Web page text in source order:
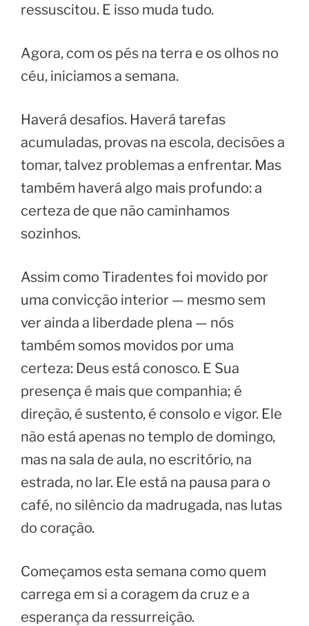
ressuscitou. E isso muda tudo.
Agora, com os pés na terra e os olhos no
céu, iniciamos a semana.
Haverá desafios. Haverá tarefas
acumuladas, provas na escola, decisões a
tomar, talvez problemas a enfrentar. Mas
também haverá algo mais profundo: a
certeza de que não caminhamos
sozinhos.
Assim como Tiradentes foi movido por
uma convicção interior — mesmo sem
ver ainda a liberdade plena — nós
também somos movidos por uma
certeza: Deus está conosco. E Sua
presença é mais que companhia; é
direção, é sustento, é consolo e vigor. Ele
não está apenas no templo de domingo,
mas na sala de aula, no escritório, na
estrada, no lar. Ele está na pausa para o
café, no silêncio da madrugada, nas lutas
do coração.
Começamos esta semana como quem
carrega em si a coragem da cruz e a
esperança da ressurreição.